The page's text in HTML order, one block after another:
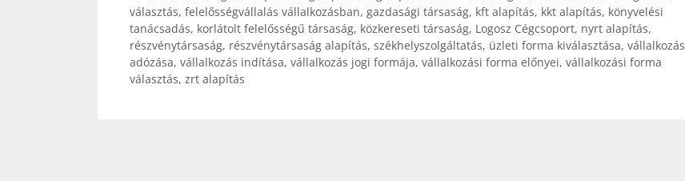
választás, felelősségvállalás vállalkozásban, gazdasági társaság, kft alapítás, kkt alapítás, könyvelési
tanácsadás, korlátolt felelősségű társaság, közkereseti társaság, Logosz Cégcsoport, nyrt alapítás,
részvénytársaság, részvénytársaság alapítás, székhelyszolgáltatás, üzleti forma kiválasztása, vállalkozás
adózása, vállalkozás indítása, vállalkozás jogi formája, vállalkozási forma előnyei, vállalkozási forma
választás, zrt alapítás